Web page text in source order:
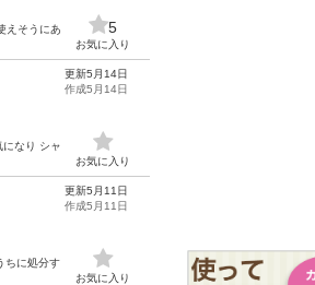
えそうにあ
5
お気に入り
なり シャ
更新5月14日
作成5月14日
お気に入り
ちに処分す
更新5月11日
作成5月11日
お気に入り